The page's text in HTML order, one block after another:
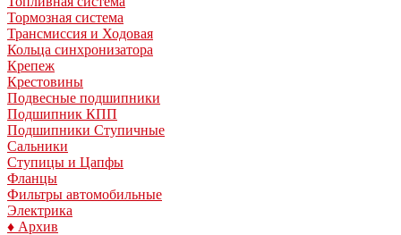
Тормозная система
Трансмиссия и Ходовая
Кольца синхронизатора
Крепеж
Крестовины
Подвесные подшипники
Подшипник КПП
Подшипники Ступичные
Сальники
Ступицы и Цапфы
Фланцы
Фильтры автомобильные
Электрика
♦ Архив